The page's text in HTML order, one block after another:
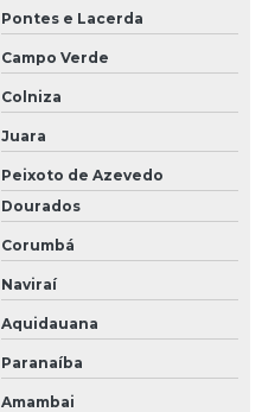
Pontes e Lacerda
Campo Verde
Colniza
Juara
Peixoto de Azevedo
Dourados
Corumbá
Naviraí
Aquidauana
Paranaíba
Amambai